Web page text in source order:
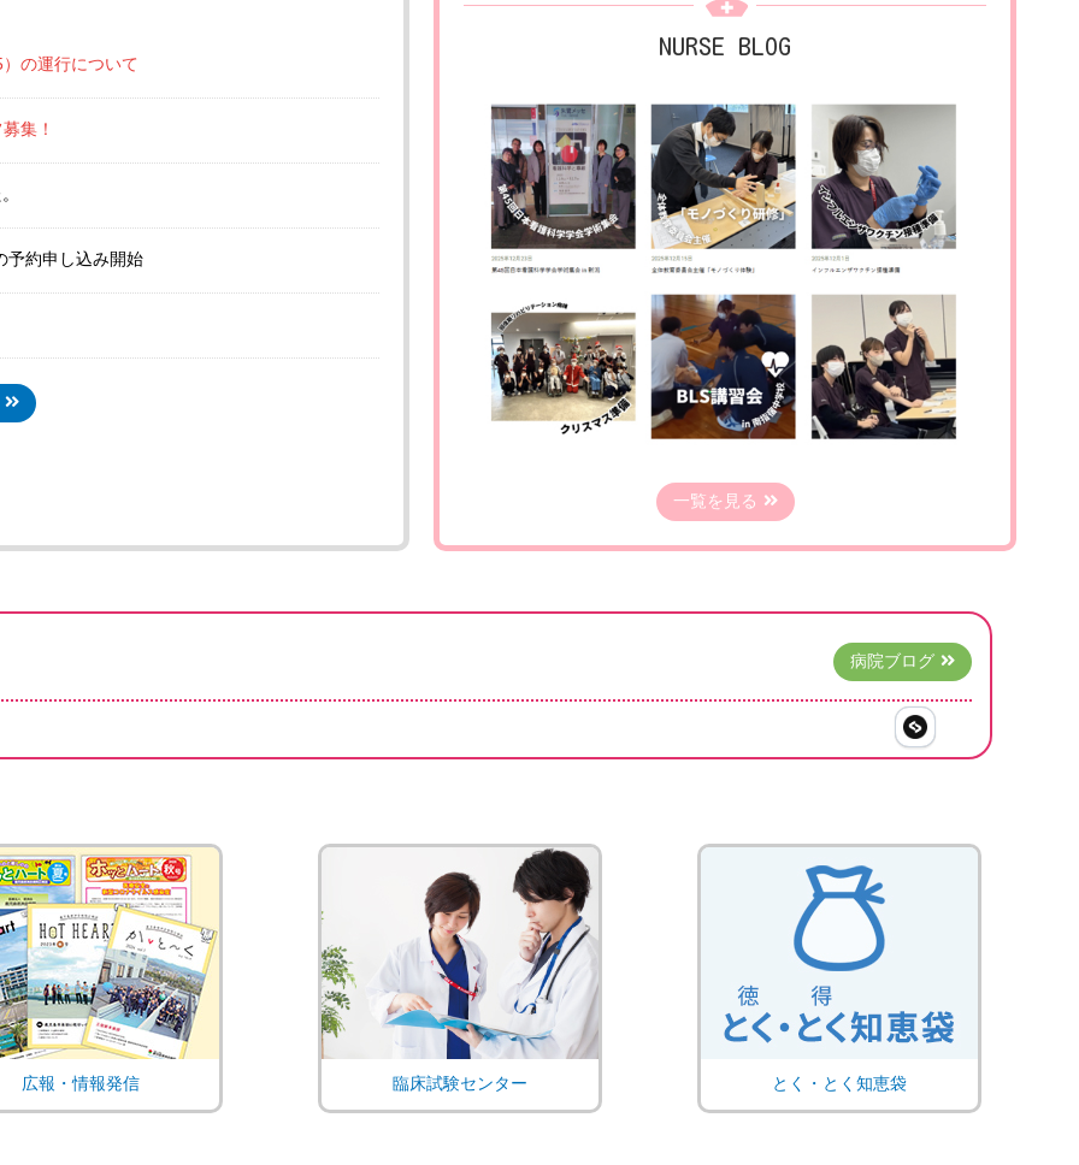
の運行について
集！
約申し込み開始
NURSE BLOG
一覧を見る
病院ブログ
広報・情報発信 臨床試験センター とく・とく知恵袋